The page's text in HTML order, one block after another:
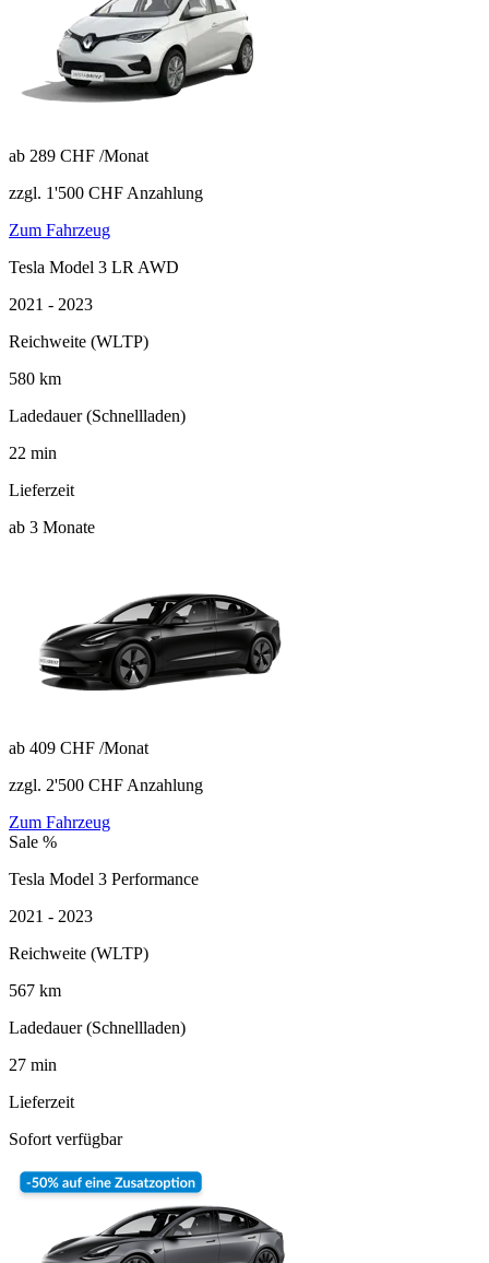
ab 289 CHF /Monat
zzgl. 1'500 CHF Anzahlung
Zum Fahrzeug
Tesla Model 3 LR AWD
2021 - 2023
Reichweite (WLTP)
580 km
Ladedauer (Schnellladen)
22 min
Lieferzeit
ab 3 Monate
ab 409 CHF /Monat
zzgl. 2'500 CHF Anzahlung
Zum Fahrzeug
Sale %
Tesla Model 3 Performance
2021 - 2023
Reichweite (WLTP)
567 km
Ladedauer (Schnellladen)
27 min
Lieferzeit
Sofort verfügbar